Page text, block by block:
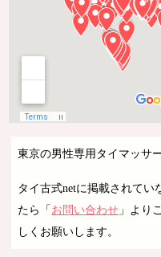
東京の男性専用タイマッサ
タイ古式netに掲載されて
たら「お問い合わせ 」より
しくお願いします。